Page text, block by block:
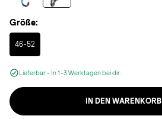
Größe:
46-52
Selected
Lieferbar - In 1-3 Werktagen bei dir.
IN DEN WARENKORB